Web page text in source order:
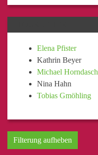
Elena Pfister
Kathrin Beyer
Michael Horndasch
Nina Hahn
Tobias Gmöhling
Filterung aufheben